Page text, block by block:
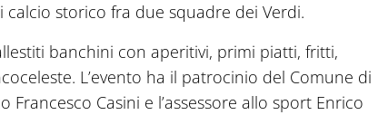
storico fra due squadre dei Verdi.
banchini con aperitivi, primi piatti, fritti,
L’evento ha il patrocinio del Comune di
Casini e l’assessore allo sport Enrico